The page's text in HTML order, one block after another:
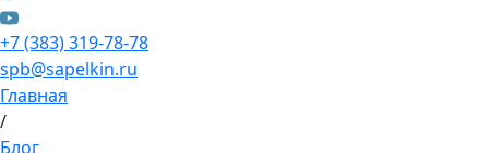
+7 (383) 319-78-78
spb@sapelkin.ru
Главная
/
Блог